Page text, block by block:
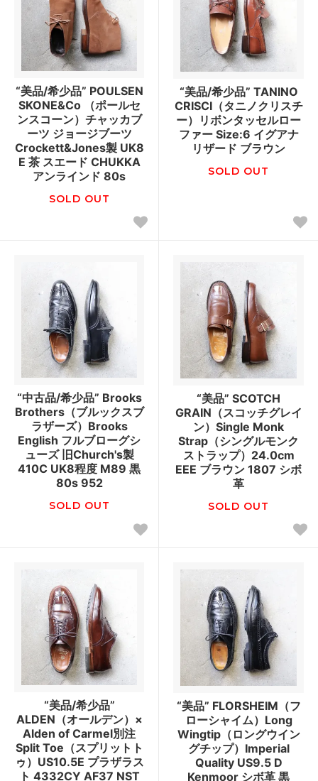
“美品/希少品” POULSEN
SKONE&Co （ポールセ
ンスコーン）チャッカブ
ーツ ジョージブーツ
Crockett&Jones製 UK8
E 茶 スエード CHUKKA
アンラインド 80s
SOLD OUT
“美品/希少品” TANINO
CRISCI（タニノクリスチ
ー）リボンタッセルロー
ファー Size:6 イグアナ
リザード ブラウン
SOLD OUT
“中古品/希少品” Brooks
Brothers（ブルックスブ
ラザーズ）Brooks
English フルブローグシ
ューズ 旧Church's製
410C UK8程度 M89 黒
80s 952
SOLD OUT
“美品” SCOTCH
GRAIN（スコッチグレイ
ン）Single Monk
Strap（シングルモンク
ストラップ）24.0cm
EEE ブラウン 1807 シボ
革
SOLD OUT
“美品/希少品”
ALDEN（オールデン）×
Alden of Carmel別注
Split Toe（スプリットト
ゥ）US10.5E プラザラス
ト 4332CY AF37 NST
“美品” FLORSHEIM（フ
ローシャイム）Long
Wingtip（ロングウイン
グチップ）Imperial
Quality US9.5 D
Kenmoor シボ革 黒